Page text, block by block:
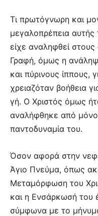
Τι πρωτόγνωρη και
μεγαλοπρέπεια
είχε αναληφθεί
Γραφή, όμως η
και πύρινους ίππους,
χρειαζόταν βοήθεια
γή. Ο Χριστός όμως
αναλήφθηκε από
παντοδυναμία του.
Όσον αφορά στην
Άγιο Πνεύμα, όπως
Μεταμόρφωση του
και η Ενσάρκωσή του
σύμφωνα με το